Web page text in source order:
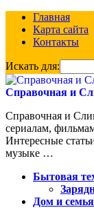
Главная
Карта сайта
Контакты
Искать для:
Справочная и
Справочная и
сериалам,
Интересные
музыке …
Бытовая
Дом и семья